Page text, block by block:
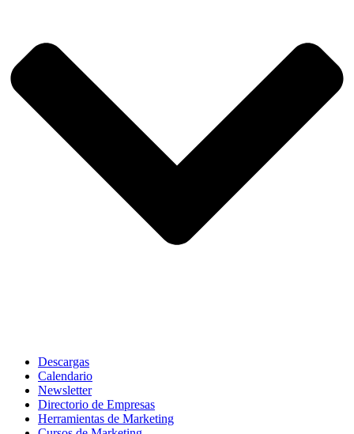
Descargas
Calendario
Newsletter
Directorio de Empresas
Herramientas de Marketing